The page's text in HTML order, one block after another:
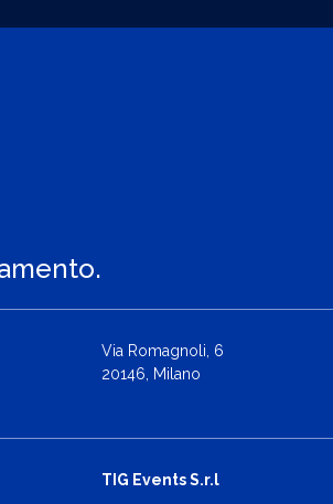
Via Romagnoli, 6
20146, Milano
TIG Events S.r.l